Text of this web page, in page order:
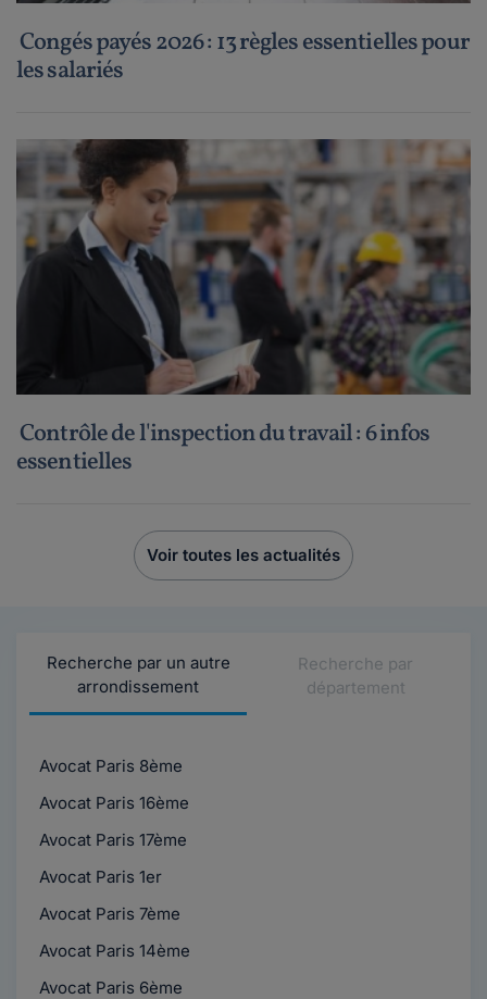
Congés payés 2026 : 13 règles essentielles pour
les salariés
Contrôle de l'inspection du travail : 6 infos
essentielles
Voir toutes les actualités
Recherche par un autre
arrondissement
Recherche par
département
Avocat Paris 8ème
Avocat Paris 16ème
Avocat Paris 17ème
Avocat Paris 1er
Avocat Paris 7ème
Avocat Paris 14ème
Avocat Paris 6ème